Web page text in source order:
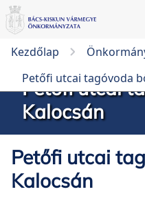
Kezdőlap
Petőfi utcai tagóvoda
Petőfi utcai
Kalocsán
Petőfi utcai
Kalocsán